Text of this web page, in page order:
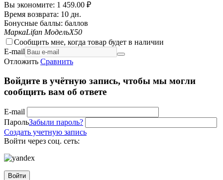
Вы экономите: 1 459.00 ₽
Время возврата: 10 дн.
Бонусные баллы: баллов
МаркаLifan МодельX50
Сообщить мне, когда товар будет в наличии
E-mail
Отложить Сравнить
Войдите в учётную запись, чтобы мы могли
сообщить вам об ответе
E-mail
ПарольЗабыли пароль?
Создать учетную запись
Войти через соц. сеть:
Войти